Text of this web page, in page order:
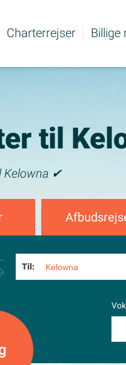
Charterrejser Billige
til
Kelowna ✔
Til: